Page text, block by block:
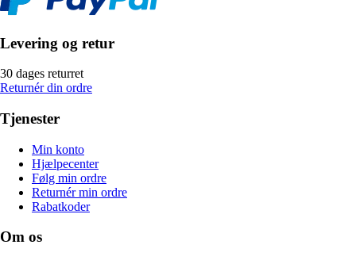
Levering og retur
30 dages returret
Returnér din ordre
Tjenester
Min konto
Hjælpecenter
Følg min ordre
Returnér min ordre
Rabatkoder
Om os